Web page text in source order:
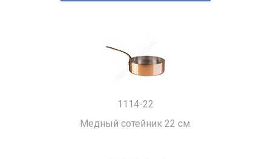
1114-22
Медный сотейник 22 см.